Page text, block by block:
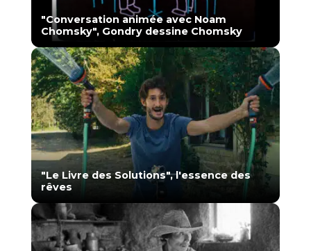
"Conversation animée avec Noam
Chomsky", Gondry dessine Chomsky
"Le Livre des Solutions", l'essence des
rêves